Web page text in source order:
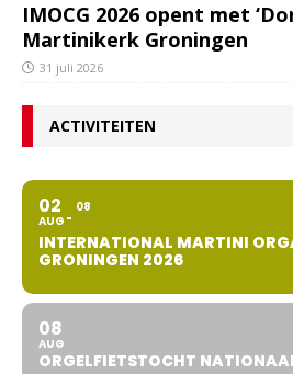
IMOCG 2026 opent met
Martinikerk Groningen
31 juli 2026
ACTIVITEITEN
02
AUG
08
INTERNATIONAL MARTINI
GRONINGEN 2026
08
AUG
ORGELFIETSTOCHT